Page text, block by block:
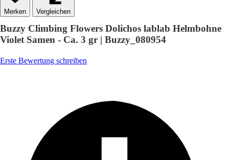
Vergleichen
Buzzy Climbing Flowers Dolichos lablab Helmbohne
Violet Samen - Ca. 3 gr | Buzzy_080954
Erste Bewertung schreiben